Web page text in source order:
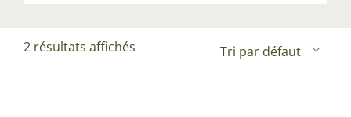
2 résultats affichés